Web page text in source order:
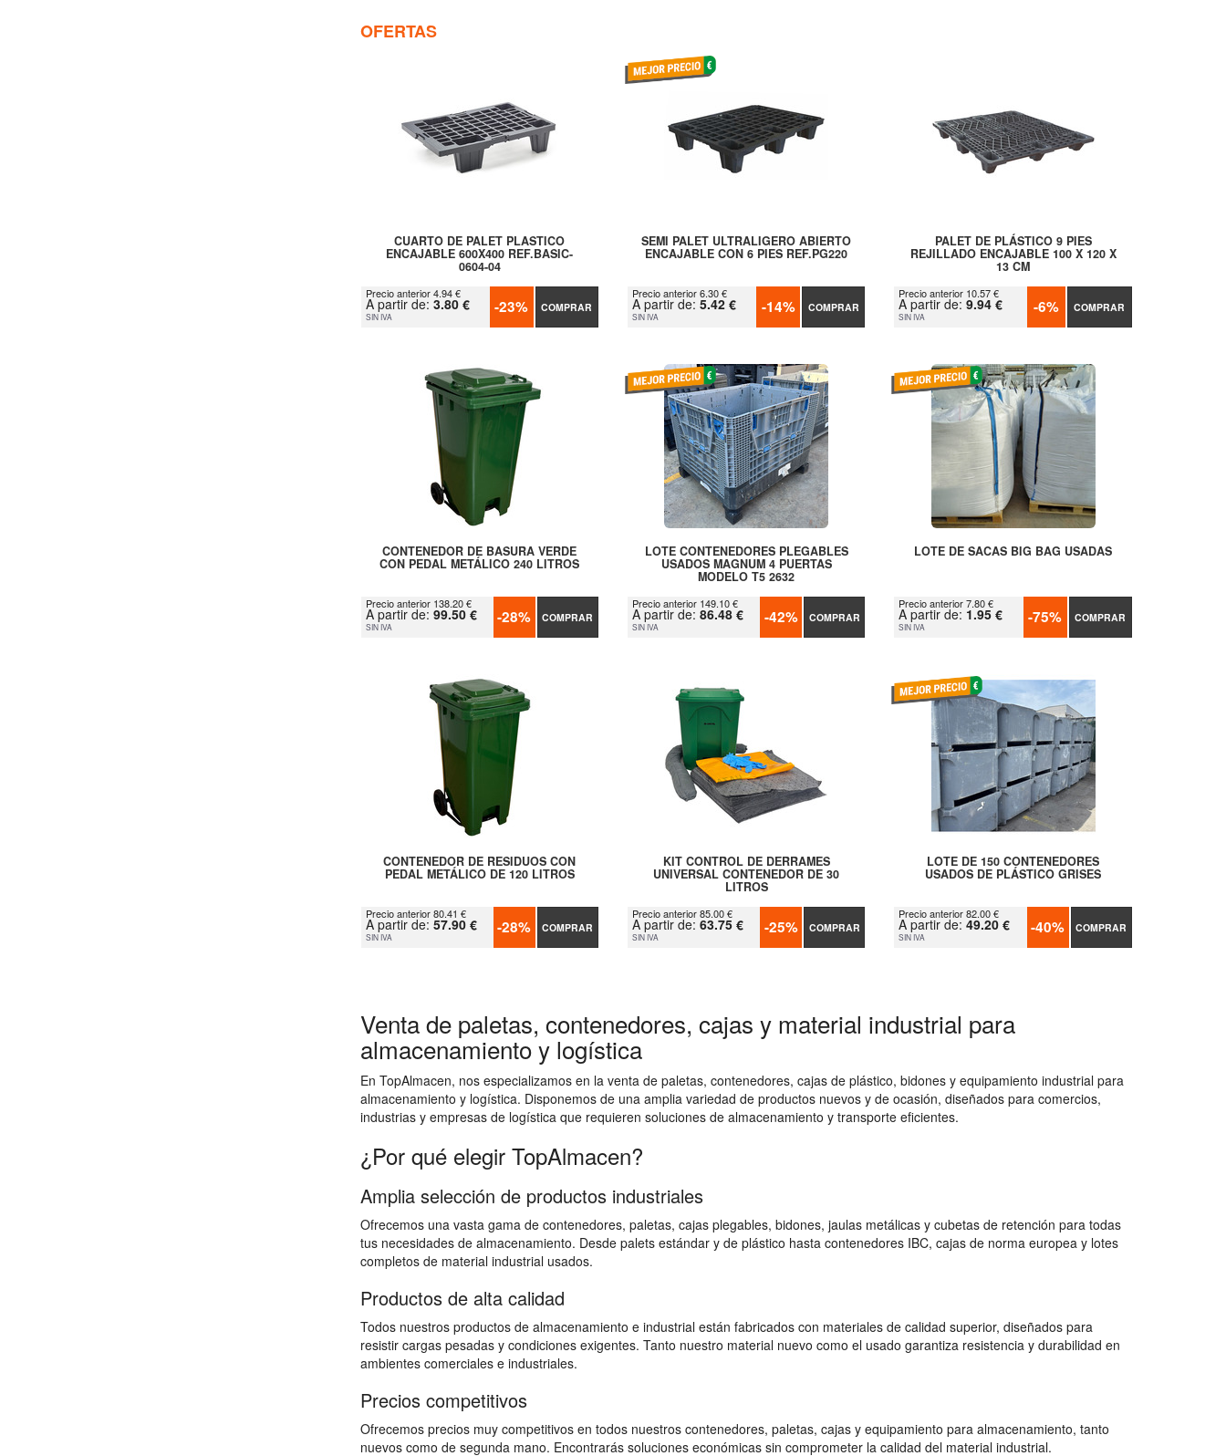
OFERTAS
CUARTO DE PALET PLASTICO
ENCAJABLE 600X400 REF.BASIC-
0604-04
Precio anterior 4.94 €
A partir de: 3.80 €
SIN IVA -23% COMPRAR
SEMI PALET ULTRALIGERO ABIERTO
ENCAJABLE CON 6 PIES REF.PG220
Precio anterior 6.30 €
A partir de: 5.42 €
SIN IVA -14% COMPRAR
PALET DE PLÁSTICO 9 PIES
REJILLADO ENCAJABLE 100 X 120 X
13 CM
Precio anterior 10.57 €
A partir de:9.94 €
SIN IVA -6% COMPRAR
CONTENEDOR DE BASURA VERDE
CON PEDAL METÁLICO 240 LITROS
Precio anterior 138.20 €
A partir de: 99.50 €
SIN IVA -28% COMPRAR
LOTE CONTENEDORES PLEGABLES
USADOS MAGNUM 4 PUERTAS
MODELO T5 2632
Precio anterior 149.10 €
A partir de: 86.48 €
SIN IVA -42% COMPRAR
LOTE DE SACAS BIG BAG USADAS
Precio anterior 7.80 €
A partir de: 1.95 €
SIN IVA -75% COMPRAR
CONTENEDOR DE RESIDUOS CON
PEDAL METÁLICO DE 120 LITROS
Precio anterior 80.41 €
A partir de: 57.90 €
SIN IVA -28% COMPRAR
KIT CONTROL DE DERRAMES
UNIVERSAL CONTENEDOR DE 30
LITROS
Precio anterior 85.00 €
A partir de: 63.75 €
SIN IVA -25% COMPRAR
LOTE DE 150 CONTENEDORES
USADOS DE PLÁSTICO GRISES
Precio anterior 82.00 €
A partir de:49.20 €
SIN IVA -40% COMPRAR
Venta de paletas, contenedores, cajas y material industrial para
almacenamiento y logística
En TopAlmacen, nos especializamos en la venta de paletas, contenedores, cajas de plástico, bidones y equipamiento industrial para
almacenamiento y logística. Disponemos de una amplia variedad de productos nuevos y de ocasión, diseñados para comercios,
industrias y empresas de logística que requieren soluciones de almacenamiento y transporte eficientes.
¿Por qué elegir TopAlmacen?
Amplia selección de productos industriales
Ofrecemos una vasta gama de contenedores, paletas, cajas plegables, bidones, jaulas metálicas y cubetas de retención para todas
tus necesidades de almacenamiento. Desde palets estándar y de plástico hasta contenedores IBC, cajas de norma europea y lotes
completos de material industrial usados.
Productos de alta calidad
Todos nuestros productos de almacenamiento e industrial están fabricados con materiales de calidad superior, diseñados para
resistir cargas pesadas y condiciones exigentes. Tanto nuestro material nuevo como el usado garantiza resistencia y durabilidad en
ambientes comerciales e industriales.
Precios competitivos
Ofrecemos precios muy competitivos en todos nuestros contenedores, paletas, cajas y equipamiento para almacenamiento, tanto
nuevos como de segunda mano. Encontrarás soluciones económicas sin comprometer la calidad del material industrial.